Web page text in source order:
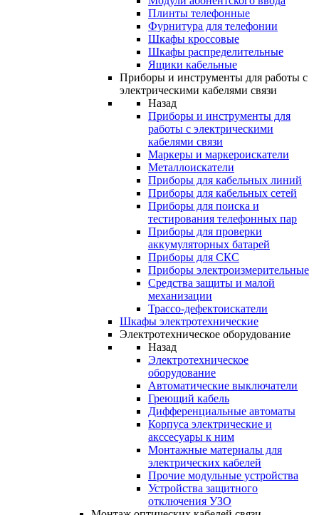
Плинты телефонные
Фурнитура для телефонии
Шкафы кроссовые
Шкафы распределительные
Ящики кабельные
Приборы и инструменты для работы с
электрическими кабелями связи
Назад
Приборы и инструменты для
работы с электрическими
кабелями связи
Маркеры и маркероискатели
Металлоискатели
Приборы для кабельных линий
Приборы для кабельных сетей
Приборы для поиска и
тестирования телефонных пар
Приборы для проверки
аккумуляторных батарей
Приборы для СКС
Приборы электроизмерительные
Средства защиты и малой
механизации
Трассо-дефектоискатели
Шкафы электротехнические
Электротехническое оборудование
Назад
Электротехническое
оборудование
Автоматические выключатели
Греющий кабель
Дифференциальные автоматы
Корпуса электрические и
акссесуары к ним
Монтажные материалы для
электрических кабелей
Прочие модульные устройства
Устройства защитного
отключения УЗО